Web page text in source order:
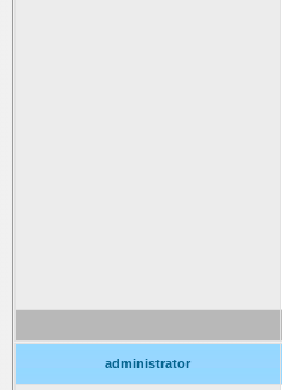
administrator